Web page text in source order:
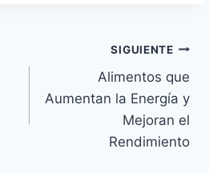
SIGUIENTE
Alimentos que
Aumentan la Energía y
Mejoran el
Rendimiento